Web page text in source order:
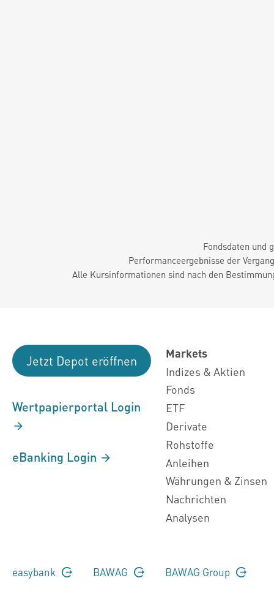
Fondsdaten und
Performanceergebnisse der
Alle Kursinformationen sind nach den
Jetzt Depot eröffnen
Wertpapierportal Login
eBanking Login
Markets
Indizes & Aktien
Fonds
ETF
Derivate
Rohstoffe
Anleihen
Währungen & Zinsen
Nachrichten
Analysen
easybank BAWAG BAWAG Group